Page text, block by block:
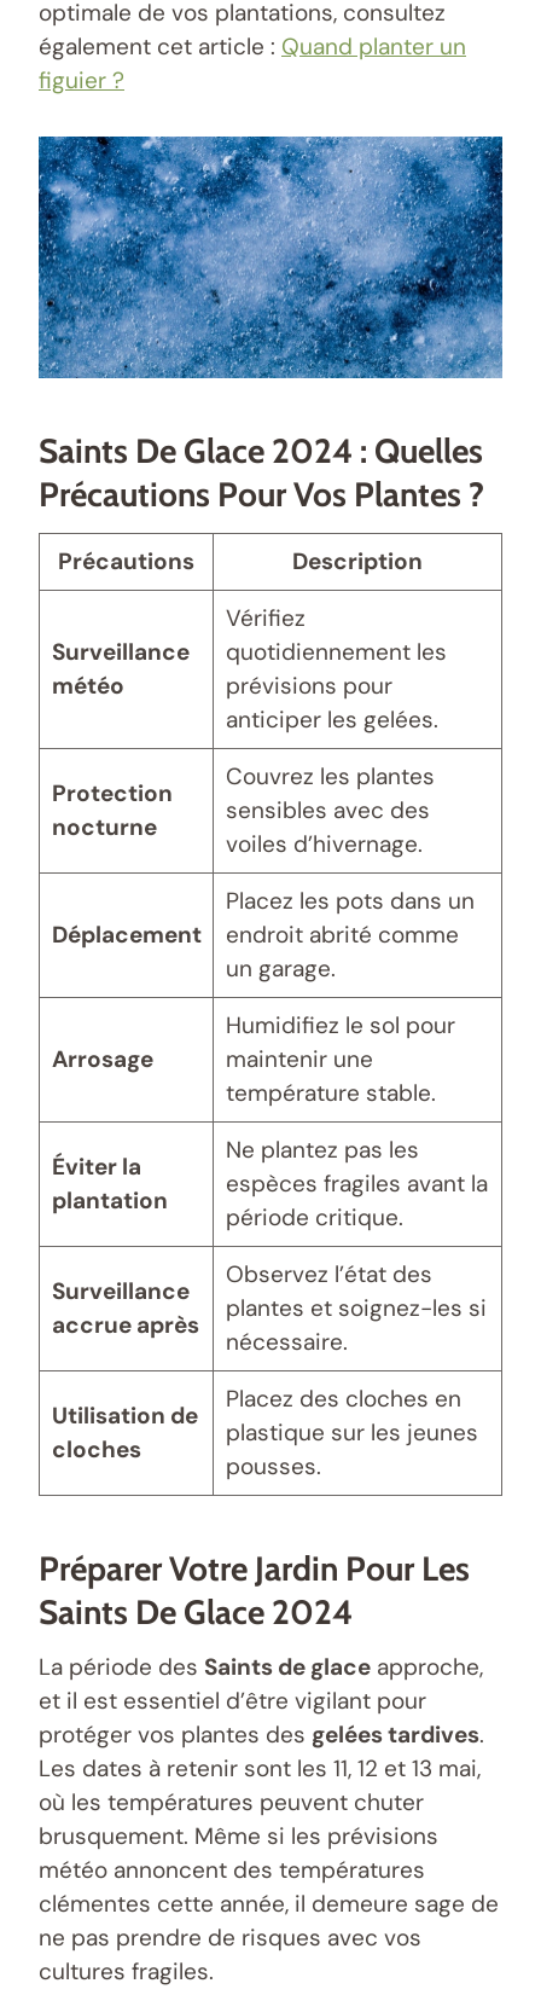
optimale de vos plantations, consultez
également cet article : Quand planter un
figuier ?
Saints De Glace 2024 : Quelles
Précautions Pour Vos Plantes ?
Précautions Description
Surveillance
météo
Vérifiez
quotidiennement les
prévisions pour
anticiper les gelées.
Protection
nocturne
Couvrez les plantes
sensibles avec des
voiles d’hivernage.
Déplacement
Placez les pots dans un
endroit abrité comme
un garage.
Arrosage
Humidifiez le sol pour
maintenir une
température stable.
Éviter la
plantation
Ne plantez pas les
espèces fragiles avant la
période critique.
Surveillance
accrue après
Observez l’état des
plantes et soignez-les si
nécessaire.
Utilisation de
cloches
Placez des cloches en
plastique sur les jeunes
pousses.
Préparer Votre Jardin Pour Les
Saints De Glace 2024
La période des Saints de glace approche,
et il est essentiel d’être vigilant pour
protéger vos plantes des gelées tardives.
Les dates à retenir sont les 11, 12 et 13 mai,
où les températures peuvent chuter
brusquement. Même si les prévisions
météo annoncent des températures
clémentes cette année, il demeure sage de
ne pas prendre de risques avec vos
cultures fragiles.